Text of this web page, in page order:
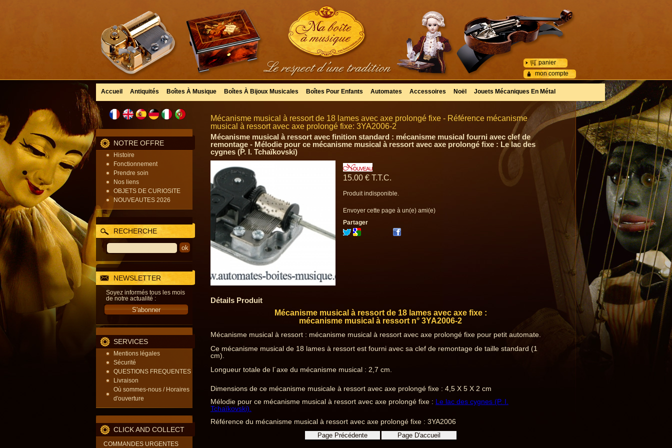
mon compte
panier
Accueil Antiquités Boîtes À Musique Boîtes À Bijoux Musicales Boîtes Pour Enfants Automates Accessoires Noël Jouets Mécaniques En Métal
NOTRE OFFRE
Histoire
Fonctionnement
Prendre soin
Nos liens
OBJETS DE CURIOSITE
NOUVEAUTES 2026
RECHERCHE
NEWSLETTER
Soyez informés tous les mois
de notre actualité :
SERVICES
Mentions légales
Sécurité
QUESTIONS FREQUENTES
Livraison
Où sommes-nous / Horaires
d'ouverture
CLICK AND COLLECT
COMMANDES URGENTES
Mécanisme musical à ressort de 18 lames avec axe prolongé fixe - Référence mécanisme
musical à ressort avec axe prolongé fixe: 3YA2006-2
Mécanisme musical à ressort avec finition standard : mécanisme musical fourni avec clef de
remontage - Mélodie pour ce mécanisme musical à ressort avec axe prolongé fixe : Le lac des
cygnes (P. I. Tchaïkovski)
15.00 € T.T.C.
Produit indisponible.
Envoyer cette page à un(e) ami(e)
Partager
Détails Produit
Mécanisme musical à ressort de 18 lames avec axe fixe :
mécanisme musical à ressort n° 3YA2006-2
Mécanisme musical à ressort : mécanisme musical à ressort avec axe prolongé fixe pour petit automate.
Ce mécanisme musical de 18 lames à ressort est fourni avec sa clef de remontage de taille standard (1
cm).
Longueur totale de l´axe du mécanisme musical : 2,7 cm.
Dimensions de ce mécanisme musicale à ressort avec axe prolongé fixe : 4,5 X 5 X 2 cm
Mélodie pour ce mécanisme musical à ressort avec axe prolongé fixe : Le lac des cygnes (P. I.
Tchaïkovski).
Référence du mécanisme musical à ressort avec axe prolongé fixe : 3YA2006